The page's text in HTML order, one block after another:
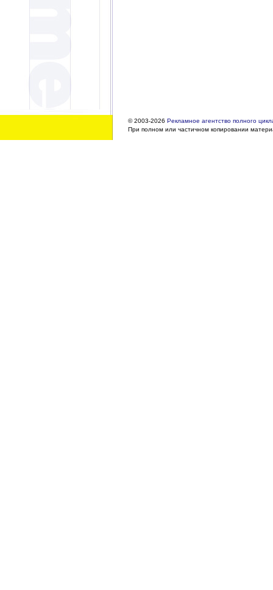
© 2003-2026 Рекламное агентство полного
При полном или частичном копировании